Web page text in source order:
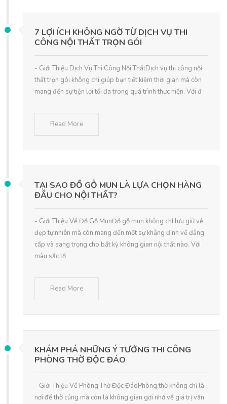
7 LỢI ÍCH KHÔNG NGỜ TỪ DỊCH VỤ THI
CÔNG NỘI THẤT TRỌN GÓI
- Giới Thiệu Dịch Vụ Thi Công Nội ThấtDịch vụ thi công nội
thất trọn gói không chỉ giúp bạn tiết kiệm thời gian mà còn
mang đến sự tiện lợi tối đa trong quá trình thực hiện. Với đ
Read More
TẠI SAO ĐỒ GỖ MUN LÀ LỰA CHỌN HÀNG
ĐẦU CHO NỘI THẤT?
- Giới Thiệu Về Đồ Gỗ MunĐồ gỗ mun không chỉ lưu giữ vẻ
đẹp tự nhiên mà còn mang đến một sự khẳng định về đẳng
cấp và sang trọng cho bất kỳ không gian nội thất nào. Với
màu sắc tố
Read More
KHÁM PHÁ NHỮNG Ý TƯỞNG THI CÔNG
PHÒNG THỜ ĐỘC ĐÁO
- Giới Thiệu Về Phòng Thờ Độc ĐáoPhòng thờ không chỉ là
nơi để thờ cúng mà còn là không gian gợi nhớ về giá trị văn